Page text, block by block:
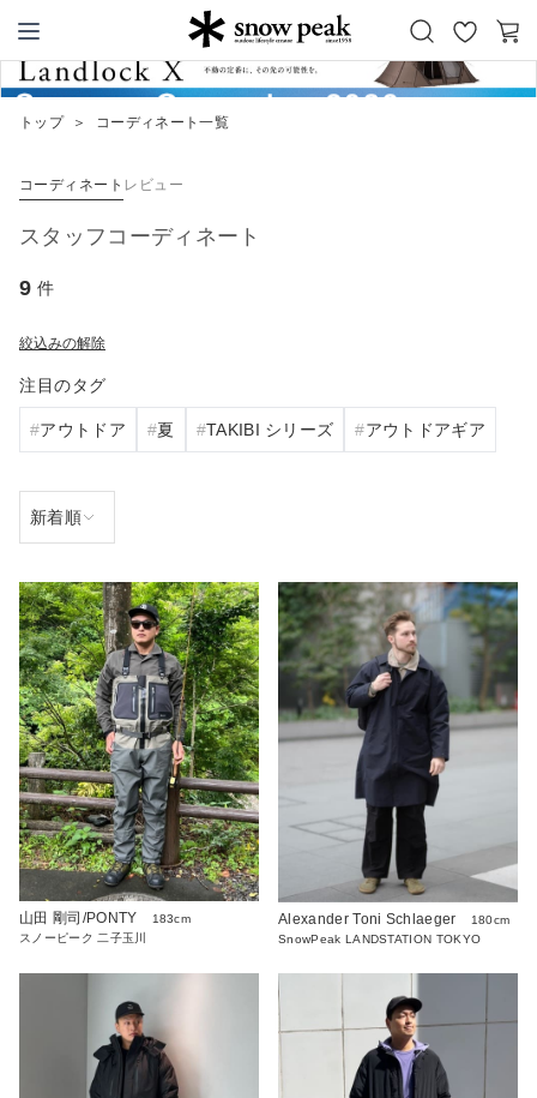
Snow Peak
お
気
カ
ー
トップ ＞ コーディネート一覧
コーディネート レビュー
スタッフコーディネート
9 件
絞込みの解除
注目のタグ
アウトドア 夏 TAKIBI シリーズ アウトドアギア
山田 剛司/PONTY
183cm
スノーピーク 二子玉川
Alexander Toni Schlaeger
180cm
SnowPeak LANDSTATION TOKYO